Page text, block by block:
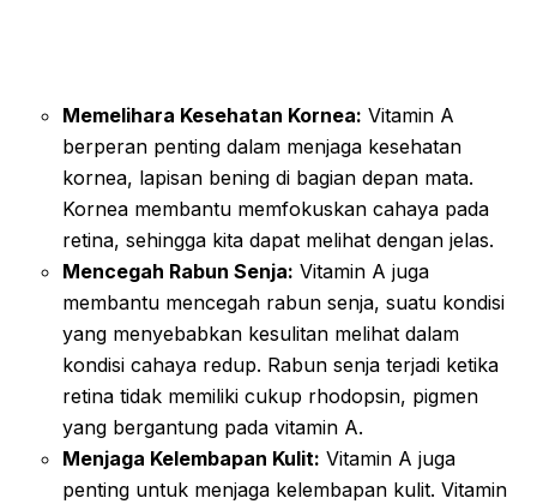
Memelihara Kesehatan Kornea: Vitamin A
berperan penting dalam menjaga kesehatan
kornea, lapisan bening di bagian depan mata.
Kornea membantu memfokuskan cahaya pada
retina, sehingga kita dapat melihat dengan jelas.
Mencegah Rabun Senja: Vitamin A juga
membantu mencegah rabun senja, suatu kondisi
yang menyebabkan kesulitan melihat dalam
kondisi cahaya redup. Rabun senja terjadi ketika
retina tidak memiliki cukup rhodopsin, pigmen
yang bergantung pada vitamin A.
Menjaga Kelembapan Kulit: Vitamin A juga
penting untuk menjaga kelembapan kulit. Vitamin